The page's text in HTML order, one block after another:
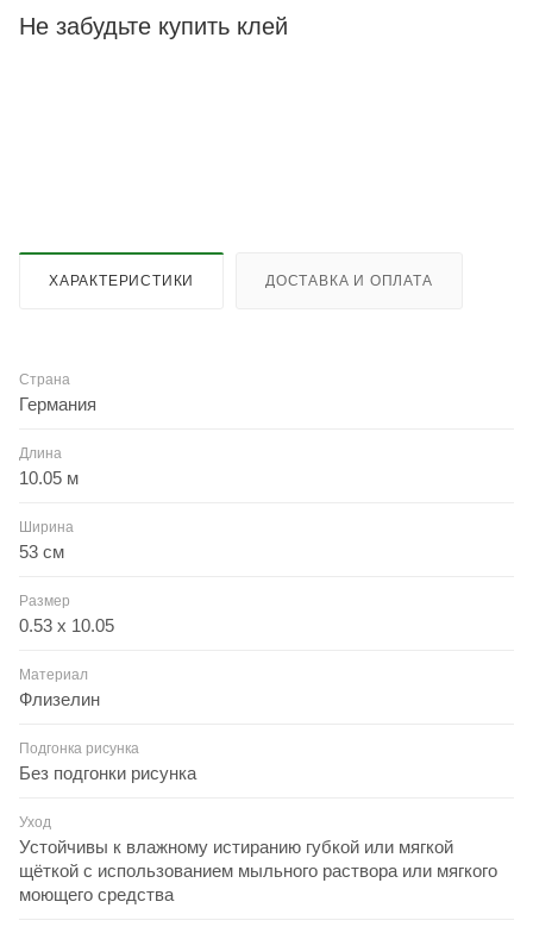
Не забудьте купить клей
ХАРАКТЕРИСТИКИ ДОСТАВКА И ОПЛАТА
Страна
Германия
Длина
10.05 м
Ширина
53 см
Размер
0.53 x 10.05
Материал
Флизелин
Подгонка рисунка
Без подгонки рисунка
Уход
Устойчивы к влажному истиранию губкой или мягкой
щёткой с использованием мыльного раствора или мягкого
моющего средства